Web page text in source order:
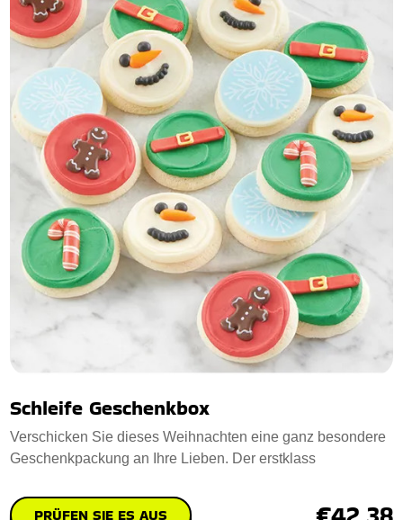
Schleife Geschenkbox
Verschicken Sie dieses Weihnachten eine ganz besondere
Geschenkpackung an Ihre Lieben. Der erstklass
PRÜFEN SIE ES AUS